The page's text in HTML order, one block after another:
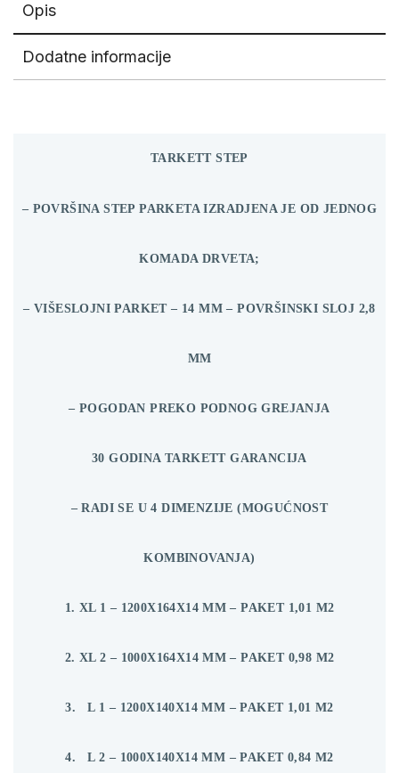
Opis
Dodatne informacije
TARKETT STEP
– POVRŠINA STEP PARKETA IZRADJENA JE OD JEDNOG
KOMADA DRVETA;
– VIŠESLOJNI PARKET – 14 MM – POVRŠINSKI SLOJ 2,8
MM
– POGODAN PREKO PODNOG GREJANJA
30 GODINA TARKETT GARANCIJA
– RADI SE U 4 DIMENZIJE (MOGUĆNOST
KOMBINOVANJA)
1. XL 1 – 1200X164X14 MM – PAKET 1,01 M2
2. XL 2 – 1000X164X14 MM – PAKET 0,98 M2
3. L 1 – 1200X140X14 MM – PAKET 1,01 M2
4. L 2 – 1000X140X14 MM – PAKET 0,84 M2